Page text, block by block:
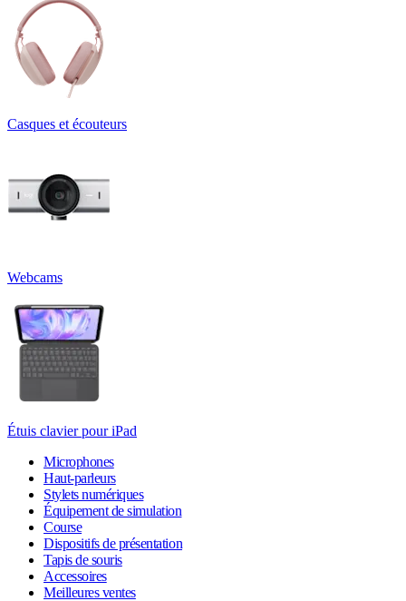
Casques et écouteurs
Webcams
Étuis clavier pour iPad
Microphones
Haut-parleurs
Stylets numériques
Équipement de simulation
Course
Dispositifs de présentation
Tapis de souris
Accessoires
Meilleures ventes